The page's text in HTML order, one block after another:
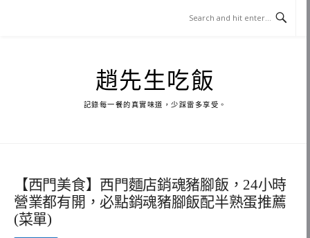
趙先生吃飯
記錄每一餐的真實味道，少踩雷多享受。
【西門美食】西門麵店銷魂豬腳飯，24小時
營業都有開，必點銷魂豬腳飯配半熟蛋推薦
(菜單)